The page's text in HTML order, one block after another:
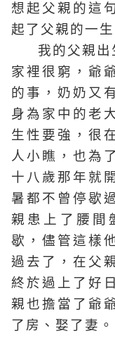
想起父親的這
起了父親的一
我的父親
家裡很窮，爺
的事，奶奶又
身為家中的老
生性要強，很
人小瞧，也為
十八歲那年就
暑都不曾停歇
親患上了腰間
歇，儘管這樣
過去了，在父
終於過上了好
親也擔當了爺
了房、娶了妻。